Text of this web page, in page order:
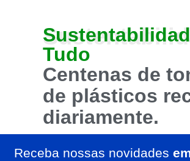
Tudo
Centenas de
de plásticos
diariamente.
Receba nossas novidades